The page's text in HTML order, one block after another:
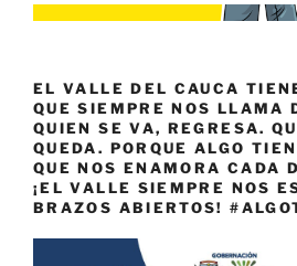
EL VALLE DEL CAUCA
QUE SIEMPRE NOS LLAMA
QUIEN SE VA, REGRESA.
QUEDA. PORQUE ALGO
QUE NOS ENAMORA CADA
¡EL VALLE SIEMPRE NOS
BRAZOS ABIERTOS!